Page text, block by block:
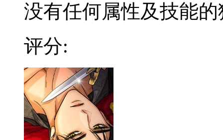
没有任何属性及技能的
评分: